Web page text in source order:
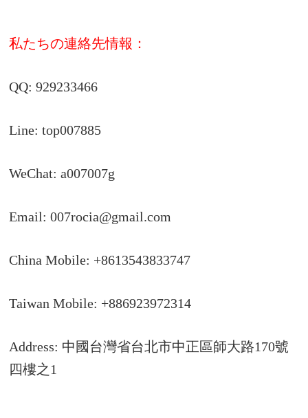
私たちの連絡先情報：
QQ: 929233466
Line: top007885
WeChat: a007007g
Email:007rocia@gmail.com
China Mobile: +8613543833747
Taiwan Mobile: +886923972314
Address: 中國台灣省台北市中正區師大路170號
四樓之1